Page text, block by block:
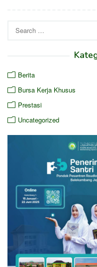
for:
Berita
Bursa Kerja Khusus
Prestasi
Uncategorized